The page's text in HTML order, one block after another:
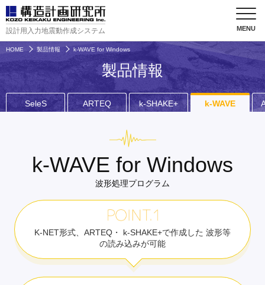
設計用入力地震動作成システム
HOME 製品情報 k-WAVE for Windows
製品情報
SeleS ARTEQ k-SHAKE+ k-WAVE
k-WAVE for Windows
波形処理プログラム
POINT1
K-NET形式、ARTEQ・ k-SHAKE+で作成した 波形等
の読み込みが可能